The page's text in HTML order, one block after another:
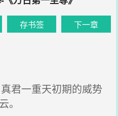
存书签 下一章
君一重天初期的威势
。